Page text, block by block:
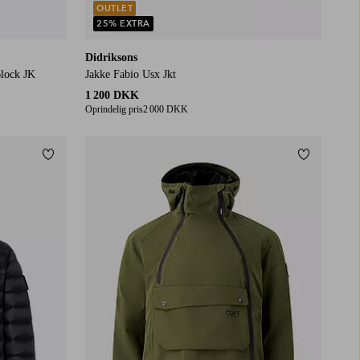
JK
Didriksons
Jakke Fabio Usx Jkt
1 200 DKK
Oprindelig pris2 000 DKK
OUTLET
25% EXTRA
Tilføj til favoritter Tilføj til